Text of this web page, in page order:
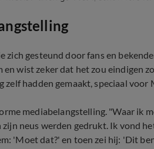
zich gesteund door fans en
wist zeker dat het zou eindigen
zelf hadden gemaakt, speciaal voor
mediabelangstelling. "Waar ik
neus werden gedrukt. Ik vond
'Moet dat?' en toen zei hij: 'Dit